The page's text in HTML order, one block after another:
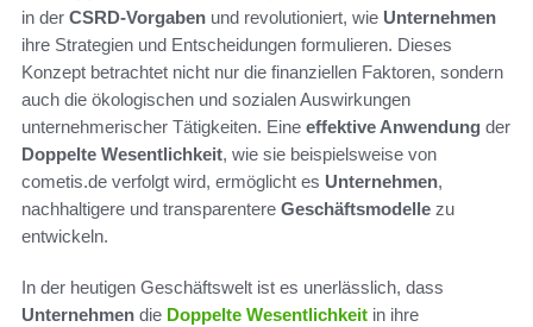
in der CSRD-Vorgaben und revolutioniert, wie Unternehmen
ihre Strategien und Entscheidungen formulieren. Dieses
Konzept betrachtet nicht nur die finanziellen Faktoren, sondern
auch die ökologischen und sozialen Auswirkungen
unternehmerischer Tätigkeiten. Eine effektive Anwendung der
Doppelte Wesentlichkeit, wie sie beispielsweise von
cometis.de verfolgt wird, ermöglicht es Unternehmen,
nachhaltigere und transparentere Geschäftsmodelle zu
entwickeln.
In der heutigen Geschäftswelt ist es unerlässlich, dass
Unternehmen die Doppelte Wesentlichkeit in ihre